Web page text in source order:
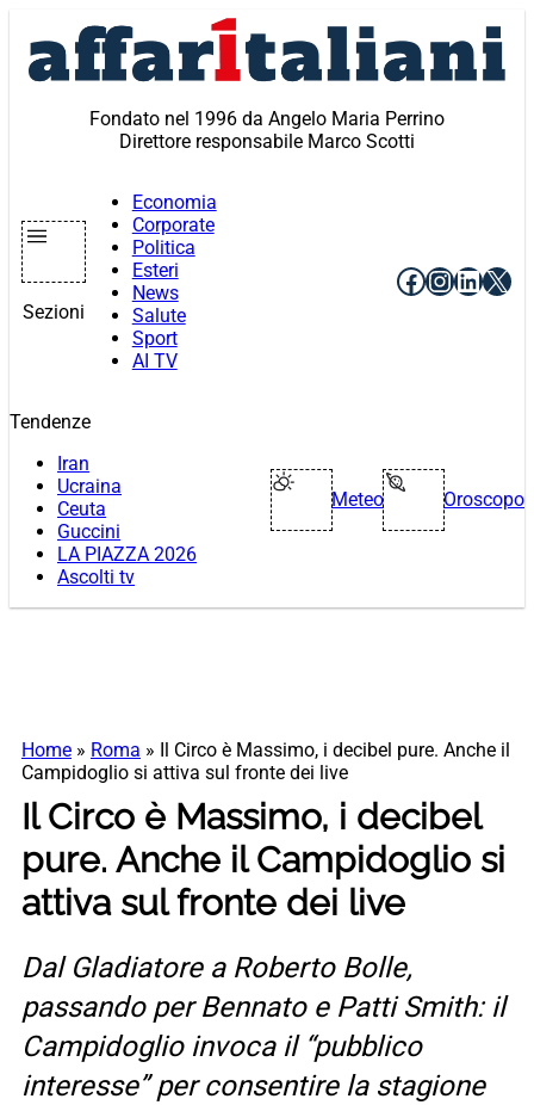
contenuto
Fondato nel 1996 da Angelo Maria Perrino
Direttore responsabile Marco Scotti
Sezioni
Economia
Corporate
Politica
Esteri
News
Salute
Sport
AI TV
Facebook
X
Tendenze
Iran
Ucraina
Ceuta
Guccini
LA PIAZZA 2026
Ascolti tv
Meteo Oroscopo
Home » Roma »
Il Circo è Massimo, i decibel pure. Anche il
Campidoglio si attiva sul fronte dei live
Il Circo è Massimo, i decibel
pure. Anche il Campidoglio si
attiva sul fronte dei live
Dal Gladiatore a Roberto Bolle,
passando per Bennato e Patti Smith: il
Campidoglio invoca il “pubblico
interesse” per consentire la stagione